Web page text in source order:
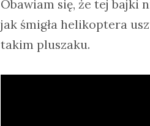
Obawiam się, że tej bajki
jak śmigła helikoptera
takim pluszaku.